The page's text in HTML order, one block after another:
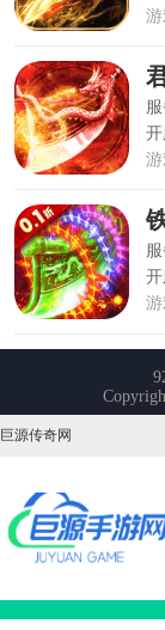
巨源传奇网